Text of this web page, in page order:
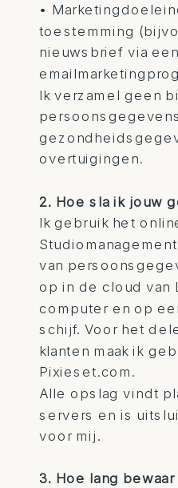
•
toestemming
nieuwsbrief via een
Ik verzamel geen
overtuigingen.
2. Hoe sla ik jouw
Ik gebruik het
van
op in de cloud van
computer en op
schijf. Voor het
klanten maak ik
Pixieset.com.
Alle opslag vindt
servers en is
voor mij.
3. Hoe lang